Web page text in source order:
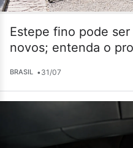
Estepe fino pode
novos; entenda o
BRASIL •31/07